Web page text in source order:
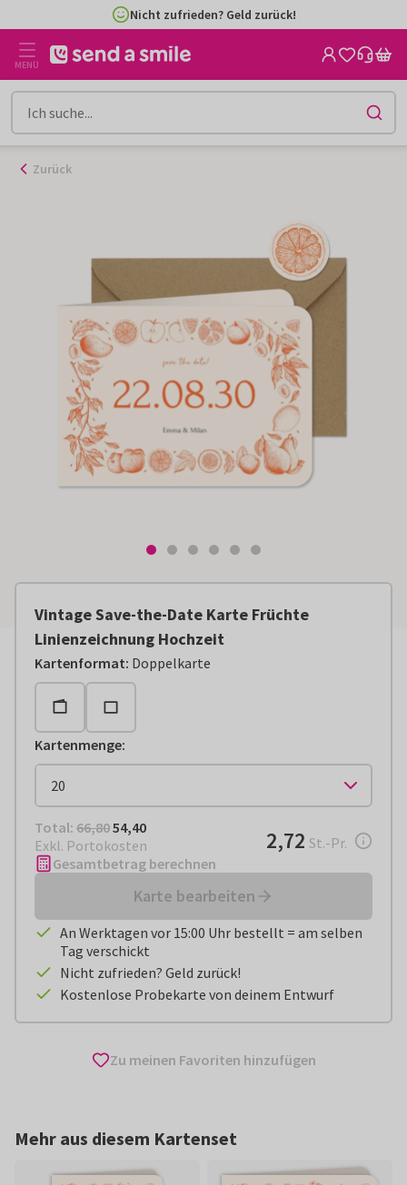
Inhalt
gehen
Nicht zufrieden? Geld zurück!
MENÜ
Zurück
Vintage Save-the-Date Karte Früchte
Linienzeichnung Hochzeit
Kartenformat: Doppelkarte
Kartenmenge:
Total: € 54,40
Total: 66,8054,40
Exkl. Portokosten
€ 2,72pro Stück
2,72 St.-Pr.
Gesamtbetrag berechnen
Karte bearbeiten
An Werktagen vor 15:00 Uhr bestellt = am selben
Tag verschickt
Nicht zufrieden? Geld zurück!
Kostenlose Probekarte von deinem Entwurf
Zu meinen Favoriten hinzufügen
Mehr aus diesem Kartenset